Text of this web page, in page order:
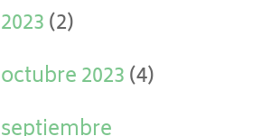
2023(2)
octubre 2023(4)